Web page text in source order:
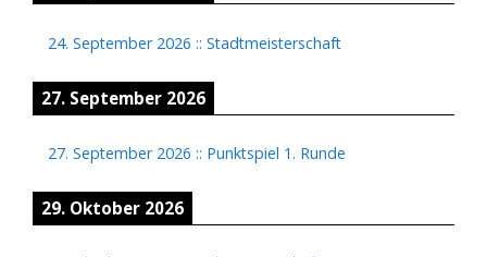
24. September 2026 :: Stadtmeisterschaft
27. September 2026
27. September 2026 :: Punktspiel 1. Runde
29. Oktober 2026